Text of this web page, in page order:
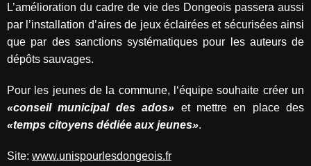
L’amélioration du cadre de vie des Dongeois passera aussi
par l’installation d’aires de jeux éclairées et sécurisées ainsi
que par des sanctions systématiques pour les auteurs de
dépôts sauvages.
Pour les jeunes de la commune, l‘équipe souhaite créer un
«conseil municipal des ados» et mettre en place des
«temps citoyens dédiée aux jeunes».
Site: www.unispourlesdongeois.fr